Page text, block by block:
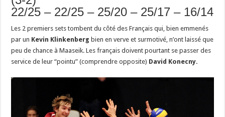
22/25 – 22/25 – 25/20 – 25/17 – 16/14
Les 2 premiers sets tombent du côté des Français qui, bien emmenés
par un Kevin Klinkenberg bien en verve et surmotivé, n’ont laissé que
peu de chance à Maaseik. Les français doivent pourtant se passer des
service de leur “pointu” (comprendre opposite) David Konecny.